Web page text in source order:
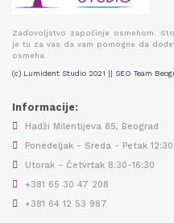
Zadovoljstvo započinje osmehom.
je tu za vas da vam pomogne da
osmeha.
(c) Lumident Studio 2021 || SEO Team
Informacije:
Hadži Milentijeva 85, Beograd
Ponedeljak - Sreda - Petak
Utorak - Četvrtak 8:30-16:30
+381 65 30 47 208
+381 64 12 53 987